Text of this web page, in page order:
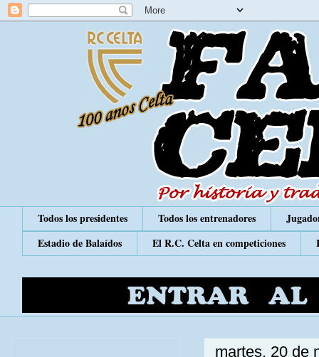
Todos los presidentes Todos los entrenadores
Estadio de Balaídos
El R.C. Celta en competiciones
martes, 20 de